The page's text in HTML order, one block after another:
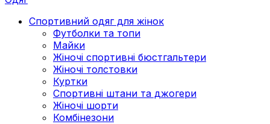
Спортивний одяг для жінок
Футболки та топи
Майки
Жіночі спортивні бюстгальтери
Жіночі толстовки
Куртки
Спортивні штани та джогери
Жіночі шорти
Комбінезони